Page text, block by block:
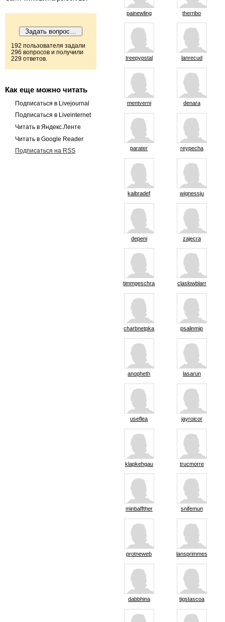
192 пользователя задали
296 вопросов и получили
229 ответов.
Как еще можно читать
Подписаться в Livejournal
Подписаться в Liveinternet
Читать в Яндекс.Ленте
Читать в Google Reader
Подписаться на RSS
painewling therribo
treepypstal lanrecud
mentverni denara
parater reypecha
kaibradef wignessju
depeni zajecra
timmgeschra claslowblarr
charbnetpka psalinmip
anopheth lasarun
useflea jayroicor
klapkehgau trucmorre
minbaffther snifemun
protneweb lansprimmes
dabbhina tigstascoa